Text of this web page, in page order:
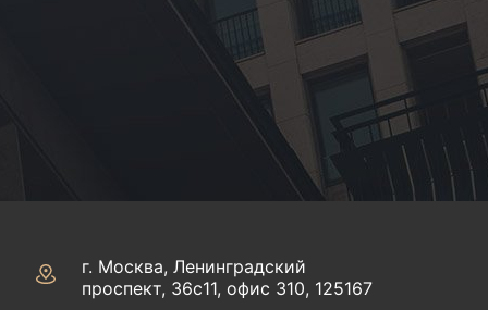
г. Москва, Ленинградский
проспект, 36с11, офис 310, 125167